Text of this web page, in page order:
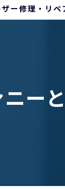
ザー修理・リペ
ニー